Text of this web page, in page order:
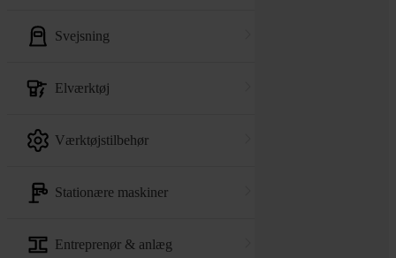
svejsning
elværktøj
værktøjstilbehør
stationære maskiner
entreprenør & anlæg